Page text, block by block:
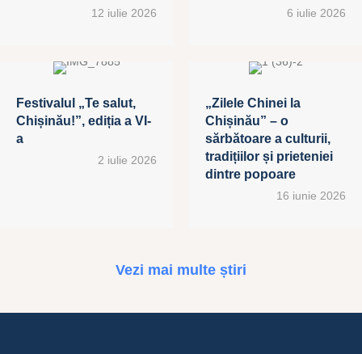
12 iulie 2026 6 iulie 2026
Festivalul „Te salut,
Chișinău!”, ediția a VI-
a
2 iulie 2026
„Zilele Chinei la
Chișinău” – o
sărbătoare a culturii,
tradițiilor și prieteniei
dintre popoare
16 iunie 2026
Vezi mai multe știri